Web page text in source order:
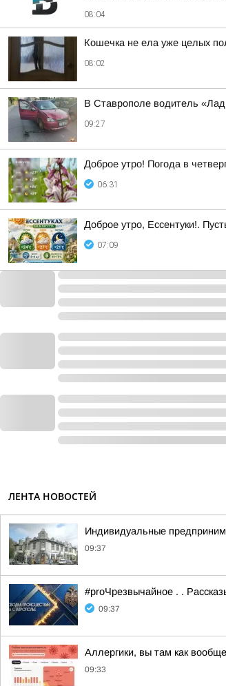
08:04
Кошечка не ела уже целых
08:02
В Ставрополе водитель
09:27
Доброе утро! Погода в
06:31
Доброе утро, Ессентуки!.
07:09
ЛЕНТА НОВОСТЕЙ
Индивидуальные
09:37
#proЧрезвычайное . .
09:37
Аллергики, вы там как
09:33